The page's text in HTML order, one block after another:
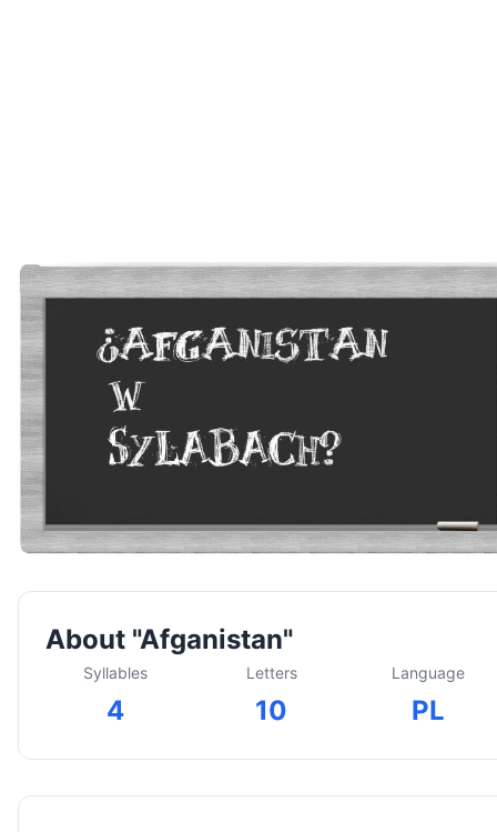
About "Afganistan"
Syllables
4
Letters
10
Language
PL